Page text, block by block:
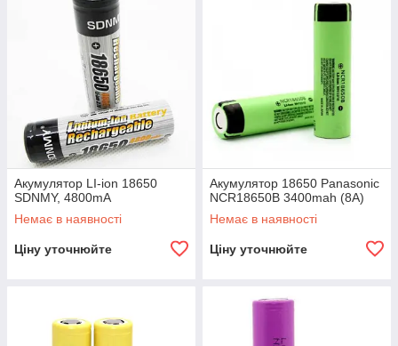
Акумулятор LI-ion 18650
SDNMY, 4800mA
Немає в наявності
Ціну уточнюйте
Акумулятор 18650 Panasonic
NCR18650B 3400mah (8A)
Немає в наявності
Ціну уточнюйте